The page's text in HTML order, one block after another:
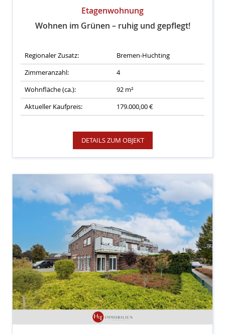
Etagenwohnung
Wohnen im Grünen – ruhig und gepflegt!
Regionaler Zusatz:
Bremen-Huchting
Zimmeranzahl:
4
Wohnfläche (ca.):
92 m²
Aktueller Kaufpreis:
179.000,00 €
DETAILS ZUM OBJEKT